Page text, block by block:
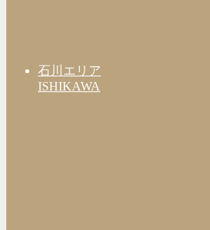
石川エリア
ISHIKAWA